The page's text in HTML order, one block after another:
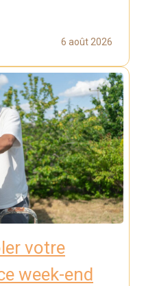
6 août 2026
votre
week-end